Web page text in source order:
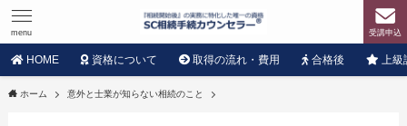
受講申込
menu
HOME 資格について 取得の流れ・費用 合格後 上級
ホーム 意外と士業が知らない相続のこと